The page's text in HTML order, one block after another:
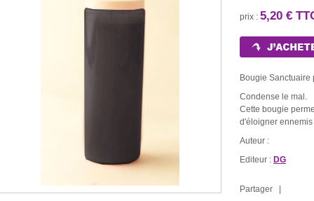
prix : 5,20 €
Bougie Sanctuaire
Condense le mal.
Cette bougie
d'éloigner ennemis
Auteur :
Editeur : DG
Partager |